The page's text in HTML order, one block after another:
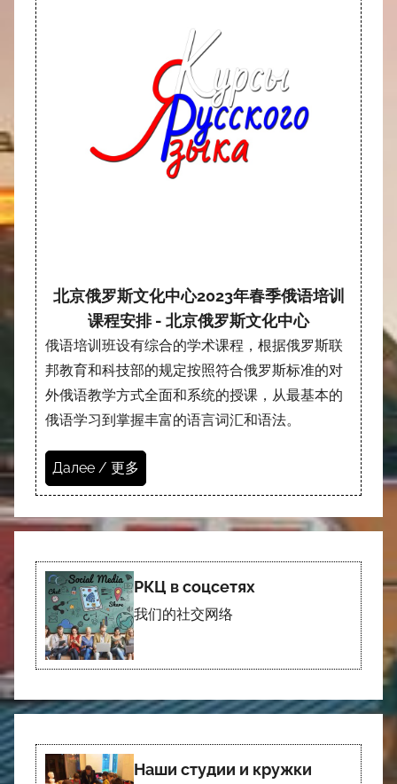
北京俄罗斯文化中心2023年春季俄语培训
课程安排 - 北京俄罗斯文化中心
俄语培训班设有综合的学术课程，根据俄罗斯联
邦教育和科技部的规定按照符合俄罗斯标准的对
外俄语教学方式全面和系统的授课，从最基本的
俄语学习到掌握丰富的语言词汇和语法。
Далее / 更多
РКЦ в соцсетях
我们的社交网络
Наши студии и кружки